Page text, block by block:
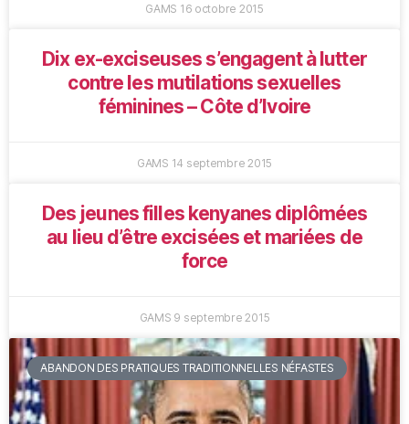
GAMS 16 octobre 2015
Dix ex-exciseuses s’engagent à lutter
contre les mutilations sexuelles
féminines – Côte d’Ivoire
GAMS 14 septembre 2015
Des jeunes filles kenyanes diplômées
au lieu d’être excisées et mariées de
force
GAMS 9 septembre 2015
ABANDON DES PRATIQUES TRADITIONNELLES NÉFASTES